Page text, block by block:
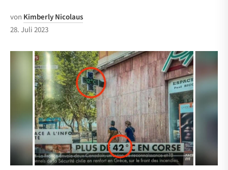
von Kimberly Nicolaus
28. Juli 2023